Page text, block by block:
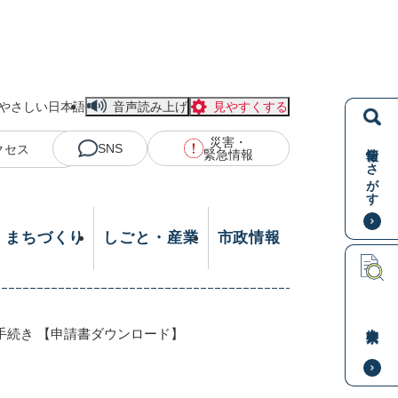
情報をさがす
さしい日本語 音声読み上げ 見やすくする
セス SNS
災害・
緊急情報
まちづくり しごと・産業 市政情報
続き 【申請書ダウンロード】